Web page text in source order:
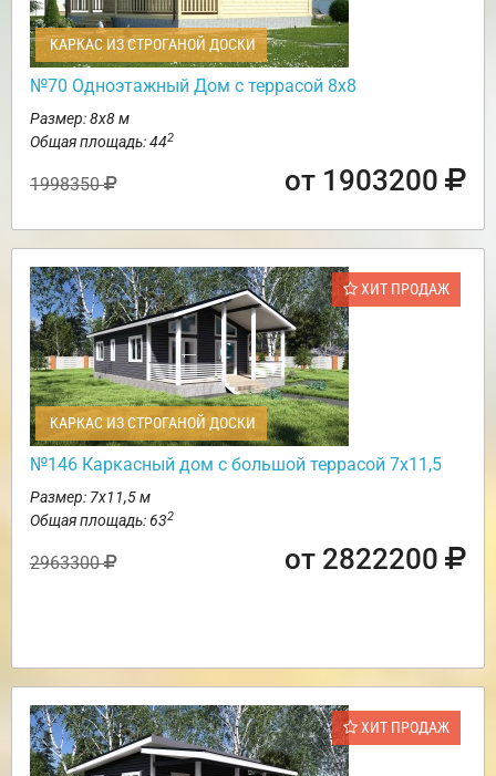
КАРКАС ИЗ СТРОГАНОЙ ДОСКИ
№70 Одноэтажный Дом с террасой 8х8
Размер: 8х8 м
Общая площадь: 442
1998350 от 1903200
ХИТ ПРОДАЖ
КАРКАС ИЗ СТРОГАНОЙ ДОСКИ
№146 Каркасный дом с большой террасой 7х11,5
Размер: 7х11,5 м
Общая площадь: 632
2963300 от 2822200
ХИТ ПРОДАЖ